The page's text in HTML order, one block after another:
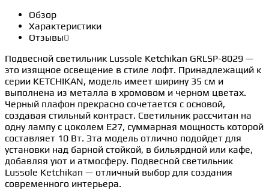
Обзор
Характеристики
Отзывы0
Подвесной светильник Lussole Ketchikan GRLSP-8029 —
это изящное освещение в стиле лофт. Принадлежащий к
серии KETCHIKAN, модель имеет ширину 35 см и
выполнена из металла в хромовом и черном цветах.
Черный плафон прекрасно сочетается с основой,
создавая стильный контраст. Светильник рассчитан на
одну лампу с цоколем E27, суммарная мощность которой
составляет 10 Вт. Эта модель отлично подойдет для
установки над барной стойкой, в бильярдной или кафе,
добавляя уют и атмосферу. Подвесной светильник
Lussole Ketchikan — отличный выбор для создания
современного интерьера.